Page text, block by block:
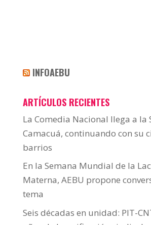
INFOAEBU
ARTÍCULOS RECIENTES
La Comedia Nacional llega a la
Camacuá, continuando con su
barrios
En la Semana Mundial de la
Materna, AEBU propone
tema
Seis décadas en unidad: PIT-